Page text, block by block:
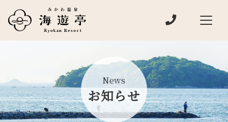
メインナビゲーション 電話でお問い
News
お知らせ